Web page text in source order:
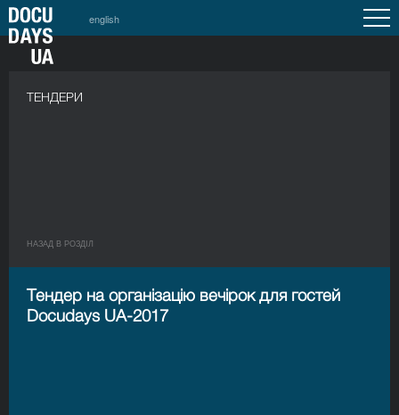
english
ТЕНДЕРИ
НАЗАД В РОЗДIЛ
Тендер на організацію вечірок для гостей
Docudays UA-2017